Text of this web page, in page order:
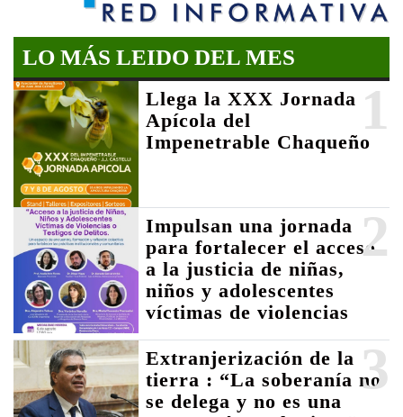
LO MÁS LEIDO DEL MES
1
Llega la XXX Jornada
Apícola del
Impenetrable Chaqueño
2
Impulsan una jornada
para fortalecer el acceso
a la justicia de niñas,
niños y adolescentes
víctimas de violencias
3
Extranjerización de la
tierra : “La soberanía no
se delega y no es una